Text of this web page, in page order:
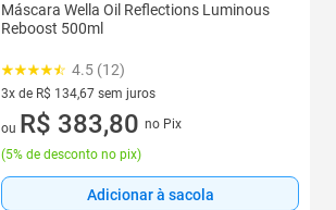
Máscara Wella Oil Reflections Luminous
Reboost 500ml
4.5 (12)
3x de R$ 134,67 sem juros
3 vez de R$ 134,67 sem juros
ou R$ 383,80 no Pix
(5% de desconto no pix)
Adicionar à sacola